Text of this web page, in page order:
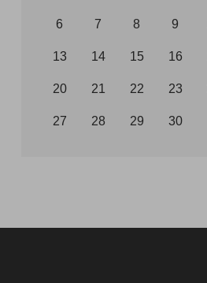
6 7 8 9
13 14 15 16
20 21 22 23
27 28 29 30